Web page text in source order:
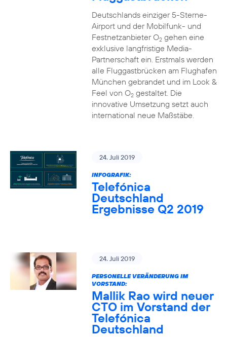
Deutschlands einziger 5-Sterne-
Airport und der Mobilfunk- und
Festnetzanbieter O2gehen eine
exklusive langfristige Media-
Partnerschaft ein. Erstmals werden
alle Fluggastbrücken am Flughafen
München gebrandet und im Look &
Feel von O2gestaltet. Die
innovative Umsetzung setzt auch
international neue Maßstäbe.
24. Juli 2019
INFOGRAFIK:
Telefónica
Deutschland
Ergebnisse Q2 2019
24. Juli 2019
PERSONELLE VERÄNDERUNG IM
VORSTAND:
Mallik Rao wird neuer
CTO im Vorstand der
Telefónica
Deutschland